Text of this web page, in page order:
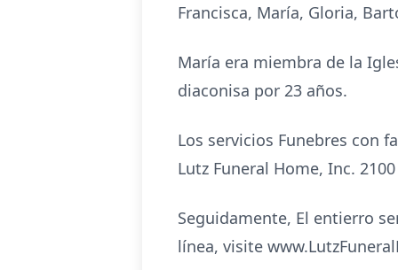
Francisca, María, Gloria,
María era miembra de la
diaconisa por 23 años.
Los servicios Funebres con
Lutz Funeral Home, Inc.
Seguidamente, El entierro
línea, visite